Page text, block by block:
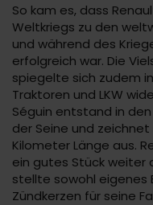
So kam es, dass
Weltkriegs zu den
und während des
erfolgreich war. Die
spiegelte sich zudem
Traktoren und LKW
Séguin entstand in den
der Seine und zeichnet
Kilometer Länge aus.
ein gutes Stück weiter
stellte sowohl eigenes
Zündkerzen für seine